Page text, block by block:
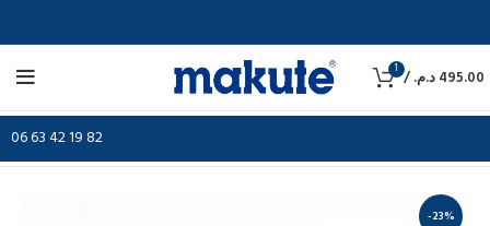
1 / 495.00د.م.
06 63 42 19 82
-23%